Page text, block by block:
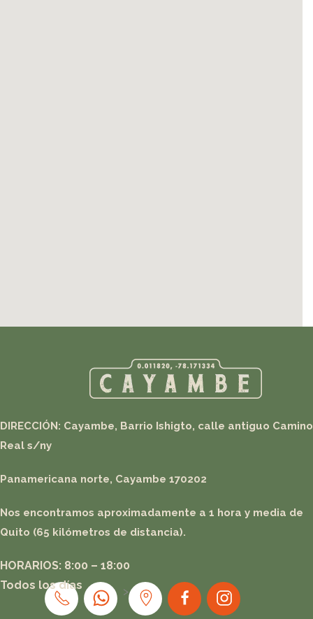
DIRECCIÓN: Cayambe, Barrio Ishigto, calle antiguo Camino
Real s/ny
Panamericana norte, Cayambe 170202
Nos encontramos aproximadamente a 1 hora y media de
Quito (65 kilómetros de distancia).
HORARIOS: 8:00 – 18:00
Todos los días
>